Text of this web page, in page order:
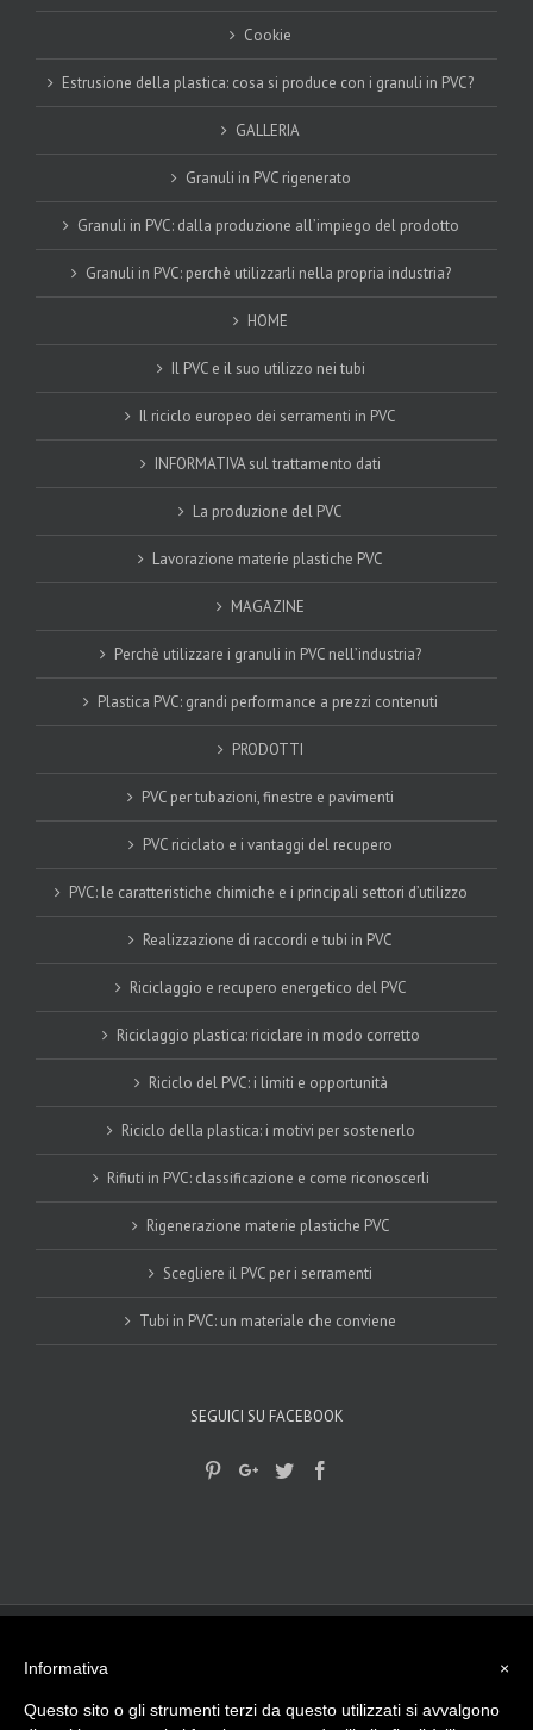
Cookie
Estrusione della plastica: cosa si produce con i granuli in PVC?
GALLERIA
Granuli in PVC rigenerato
Granuli in PVC: dalla produzione all’impiego del prodotto
Granuli in PVC: perchè utilizzarli nella propria industria?
HOME
Il PVC e il suo utilizzo nei tubi
Il riciclo europeo dei serramenti in PVC
INFORMATIVA sul trattamento dati
La produzione del PVC
Lavorazione materie plastiche PVC
MAGAZINE
Perchè utilizzare i granuli in PVC nell’industria?
Plastica PVC: grandi performance a prezzi contenuti
PRODOTTI
PVC per tubazioni, finestre e pavimenti
PVC riciclato e i vantaggi del recupero
PVC: le caratteristiche chimiche e i principali settori d’utilizzo
Realizzazione di raccordi e tubi in PVC
Riciclaggio e recupero energetico del PVC
Riciclaggio plastica: riciclare in modo corretto
Riciclo del PVC: i limiti e opportunità
Riciclo della plastica: i motivi per sostenerlo
Rifiuti in PVC: classificazione e come riconoscerli
Rigenerazione materie plastiche PVC
Scegliere il PVC per i serramenti
Tubi in PVC: un materiale che conviene
SEGUICI SU FACEBOOK
info@gplast.ro.it
più di 40 anni nella lavorazione di materie plastiche, sia in Italia che
all’Estero.
×
Informativa
Questo sito o gli strumenti terzi da questo utilizzati si avvalgono